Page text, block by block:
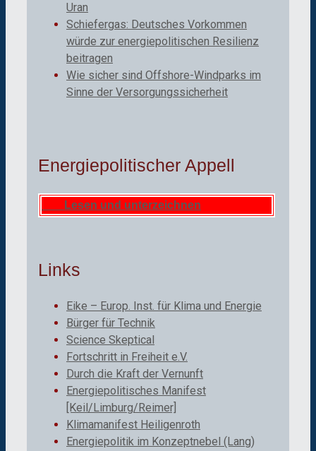
Uran
Schiefergas: Deutsches Vorkommen
würde zur energiepolitischen Resilienz
beitragen
Wie sicher sind Offshore-Windparks im
Sinne der Versorgungssicherheit
Energiepolitischer Appell
Lesen und unterzeichnen
Links
Eike – Europ. Inst. für Klima und Energie
Bürger für Technik
Science Skeptical
Fortschritt in Freiheit e.V.
Durch die Kraft der Vernunft
Energiepolitisches Manifest
[Keil/Limburg/Reimer]
Klimamanifest Heiligenroth
Energiepolitik im Konzeptnebel (Lang)